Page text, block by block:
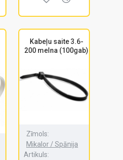
Kabeļu saite 3.6-
200 melna (100gab)
Zīmols:
Mikalor / Spānija
Artikuls: